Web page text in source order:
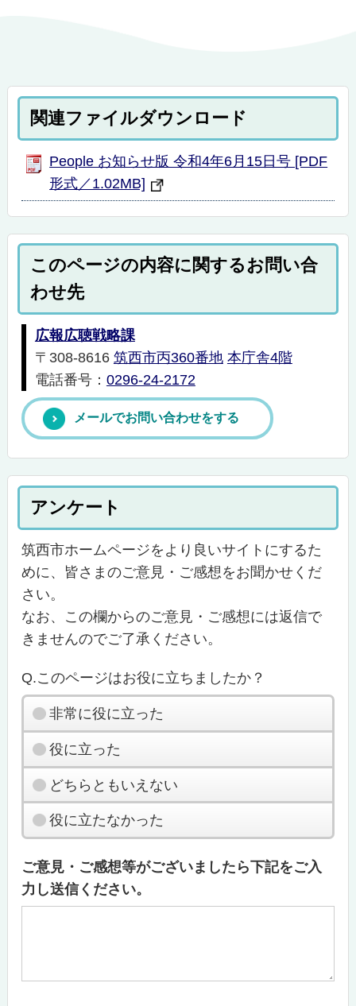
関連ファイルダウンロード
People お知らせ版 令和4年6月15日号 [PDF
形式／1.02MB]
このページの内容に関するお問い合
わせ先
広報広聴戦略課
〒308-8616 筑西市丙360番地 本庁舎4階
電話番号： 0296-24-2172
メールでお問い合わせをする
アンケート
筑西市ホームページをより良いサイトにするた
めに、皆さまのご意見・ご感想をお聞かせくだ
さい。
なお、この欄からのご意見・ご感想には返信で
きませんのでご了承ください。
Q.このページはお役に立ちましたか？
非常に役に立った
役に立った
どちらともいえない
役に立たなかった
ご意見・ご感想等がございましたら下記をご入
力し送信ください。